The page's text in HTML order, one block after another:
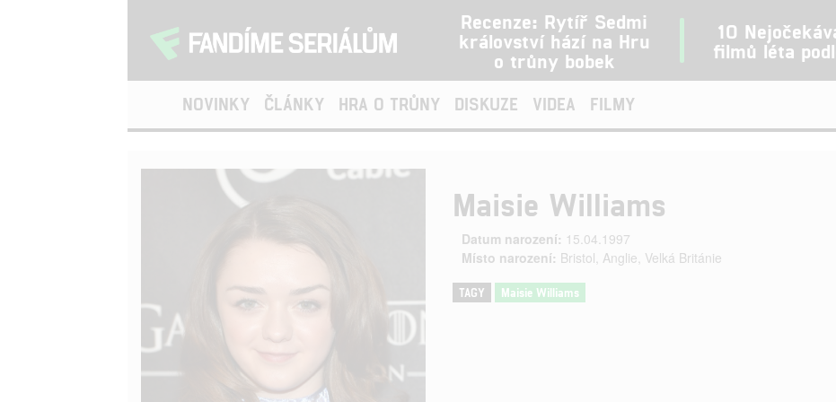
Recenze: Rytíř Sedmi
království hází na Hru
o trůny bobek
10
filmů léta
NOVINKY ČLÁNKY HRA O TRŮNY DISKUZE VIDEA FILMY
Maisie Williams
Datum narození: 15.04.1997
Místo narození: Bristol, Anglie, Velká Británie
TAGY Maisie Williams